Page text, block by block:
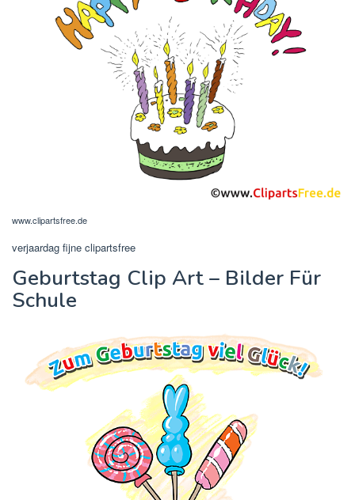
www.clipartsfree.de
verjaardag fijne clipartsfree
Geburtstag Clip Art – Bilder Für
Schule